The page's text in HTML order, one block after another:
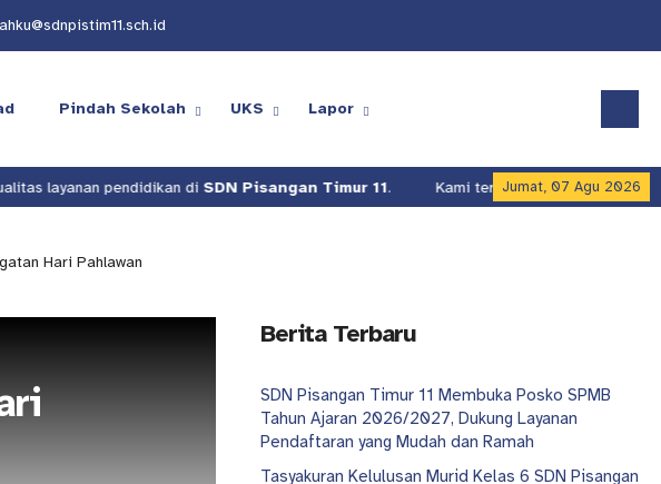
Pindah Sekolah UKS Lapor
Jumat, 07 Agu 2026
layanan pendidikan di SDN Pisangan Timur 11. Kami terus berusaha
Hari Pahlawan
Berita Terbaru
SDN Pisangan Timur 11 Membuka Posko SPMB
Tahun Ajaran 2026/2027, Dukung Layanan
Pendaftaran yang Mudah dan Ramah
Tasyakuran Kelulusan Murid Kelas 6 SDN Pisangan